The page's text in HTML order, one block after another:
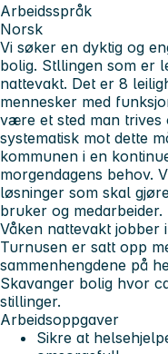
Arbeidsspråk
Norsk
Vi søker en dyktig og
bolig. Stllingen som er
nattevakt. Det er 8
mennesker med
være et sted man
systematisk mot dette
kommunen i en
morgendagens behov.
løsninger som skal
bruker og medarbeider.
Våken nattevakt jobber
Turnusen er satt opp
sammenhengdene på
Skavanger bolig hvor
stillinger.
Arbeidsoppgaver
Sikre at